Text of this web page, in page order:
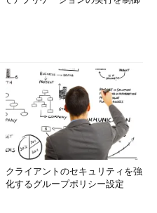
クライアントのセキュリティを強
化するグループポリシー設定